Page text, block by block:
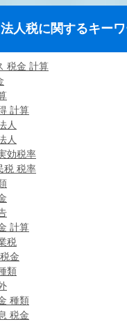
法人税に関するキー
税金 計算
計算
人
人
効税率
税 税率
計算
税
金
類
種類
税金